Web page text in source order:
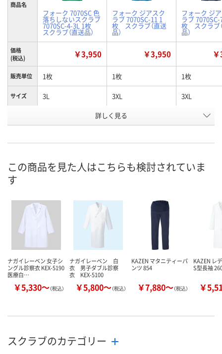
商品名
フォーク 7070SC 色
落ちしないスクラブ
7070SC-4-3L 1枚
スクラブ（直送品）
フォーク ジアスク
ラブ 7070SC-11 1
枚 スクラブ（直送
品）
フォーク ジ
ラブ 7070SC-
枚 スクラブ
品）
価格
(税込)
￥3,950 ￥3,950
販売単位 1枚 1枚 1枚
サイズ 3L 3XL 3XL
ターコイズ ネイビー
号
お届け日
数量
カゴへ
詳しく見る
この商品を見た人はこちらも検討されていま
す
ナガイレーベン 女子シ
ングル診察衣 KEX-5190
医療白…
￥5,330～（税込）
ナガイレーベン 白
衣 男子ダブル診察
衣 KEX-5100
￥5,800～（税込）
KAZEN マタニティーパ
ンツ 854
￥7,880～（税込）
KAZEN レ
S型長袖
￥
スクラブのカテゴリー